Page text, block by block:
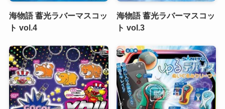
海物語 蓄光ラバーマスコッ
ト vol.4
海物語 蓄光ラバーマスコッ
ト vol.3